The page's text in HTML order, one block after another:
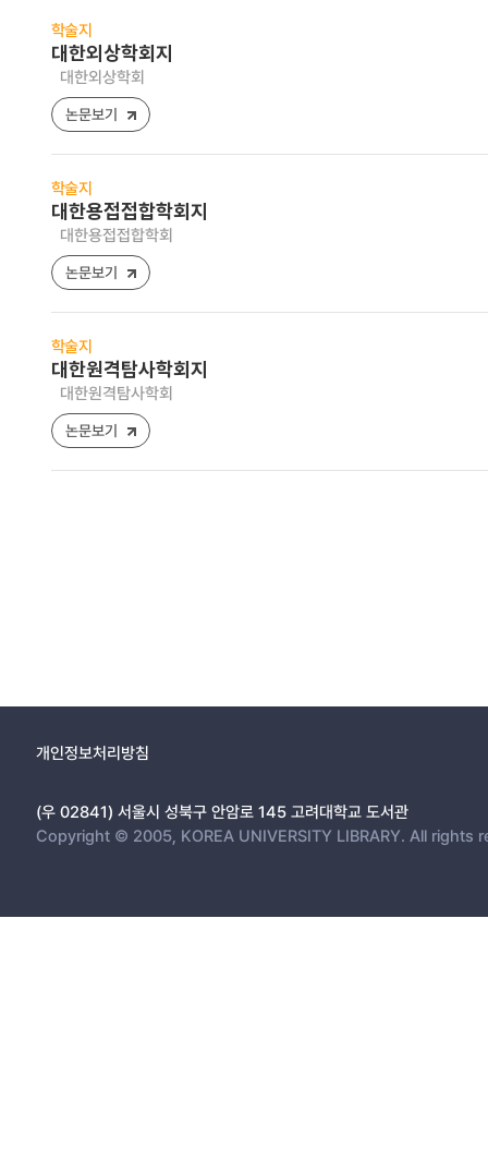
학술지
대한외상학회지
대한외상학회
논문보기
학술지
대한용접접합학회지
대한용접접합학회
논문보기
학술지
대한원격탐사학회지
대한원격탐사학회
논문보기
개인정보처리방침
(우 02841) 서울시 성북구 안암로 145 고려대학교 도서관
Copyright © 2005, KOREA UNIVERSITY LIBRARY. All rights